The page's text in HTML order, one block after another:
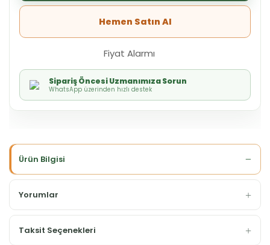
Hemen Satın Al
Fiyat Alarmı
Sipariş Öncesi Uzmanımıza Sorun
WhatsApp üzerinden hızlı destek
Ürün Bilgisi
Yorumlar
Taksit Seçenekleri